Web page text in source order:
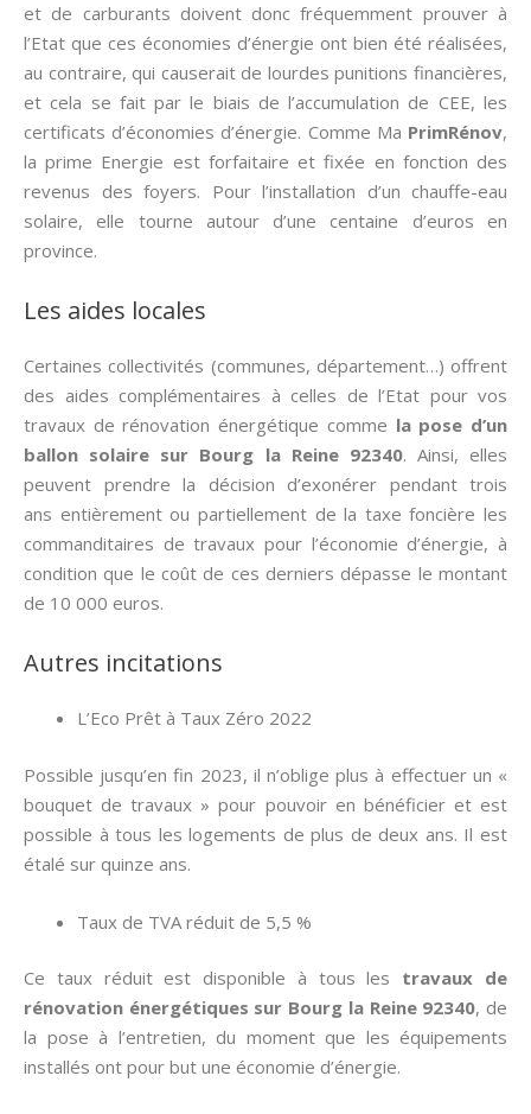
et de carburants doivent donc fréquemment prouver à
l’Etat que ces économies d’énergie ont bien été réalisées,
au contraire, qui causerait de lourdes punitions financières,
et cela se fait par le biais de l’accumulation de CEE, les
certificats d’économies d’énergie. Comme Ma PrimRénov,
la prime Energie est forfaitaire et fixée en fonction des
revenus des foyers. Pour l’installation d’un chauffe-eau
solaire, elle tourne autour d’une centaine d’euros en
province.
Les aides locales
Certaines collectivités (communes, département…) offrent
des aides complémentaires à celles de l’Etat pour vos
travaux de rénovation énergétique comme la pose d’un
ballon solaire sur Bourg la Reine 92340. Ainsi, elles
peuvent prendre la décision d’exonérer pendant trois
ans entièrement ou partiellement de la taxe foncière les
commanditaires de travaux pour l’économie d’énergie, à
condition que le coût de ces derniers dépasse le montant
de 10 000 euros.
Autres incitations
L’Eco Prêt à Taux Zéro 2022
Possible jusqu’en fin 2023, il n’oblige plus à effectuer un «
bouquet de travaux » pour pouvoir en bénéficier et est
possible à tous les logements de plus de deux ans. Il est
étalé sur quinze ans.
Taux de TVA réduit de 5,5 %
Ce taux réduit est disponible à tous les travaux de
rénovation énergétiques sur Bourg la Reine 92340, de
la pose à l’entretien, du moment que les équipements
installés ont pour but une économie d’énergie.